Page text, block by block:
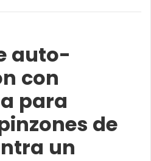
auto-
con
para
de
un